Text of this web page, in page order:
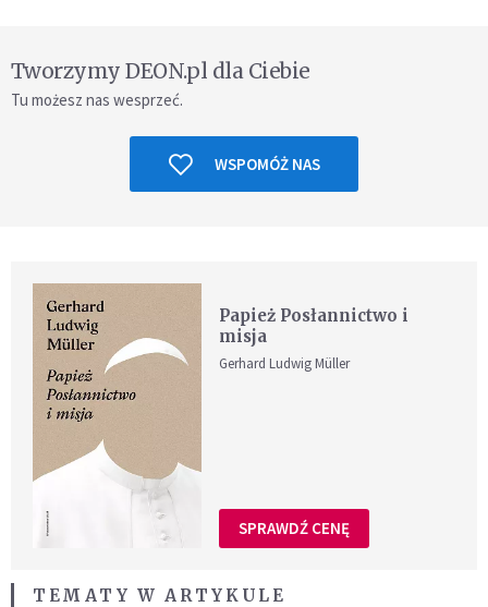
Tworzymy DEON.pl dla Ciebie
Tu możesz nas wesprzeć.
WSPOMÓŻ NAS
Papież Posłannictwo i
misja
Gerhard Ludwig Müller
SPRAWDŹ CENĘ
TEMATY W ARTYKULE